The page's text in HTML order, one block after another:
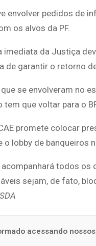
envolver pedidos de
os alvos da PF.
imediata da Justiça
de garantir o retorno
se envolveram no
que voltar para o
promete colocar
o lobby de banqueiros
todos os
sejam, de fato,
acessando